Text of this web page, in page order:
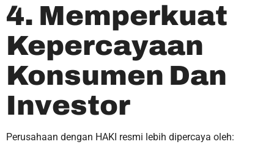
4. Memperkuat
Kepercayaan
Konsumen Dan
Investor
Perusahaan dengan HAKI resmi lebih dipercaya oleh: